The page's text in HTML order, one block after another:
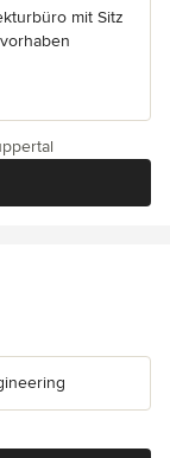
mit Sitz